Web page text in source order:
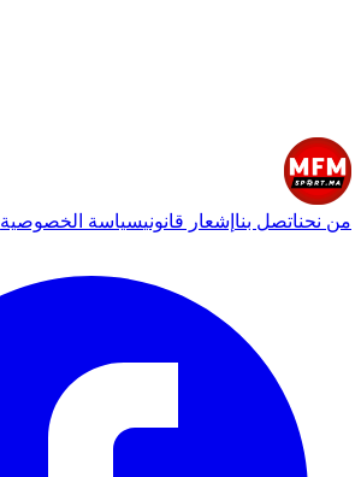
من نحناتصل بنا إشعار قانونيسياسة الخصوصية